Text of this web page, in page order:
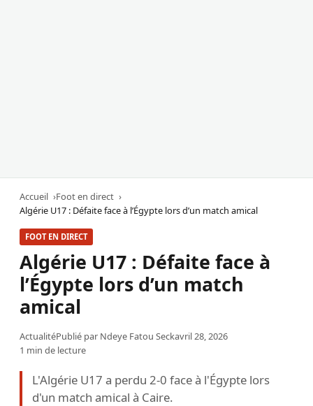
Accueil
Foot en direct
Algérie U17 : Défaite face à l’Égypte lors d’un match amical
FOOT EN DIRECT
Algérie U17 : Défaite face à
l’Égypte lors d’un match
amical
ActualitéPublié par Ndeye Fatou Seckavril 28, 2026
1 min de lecture
L'Algérie U17 a perdu 2-0 face à l'Égypte lors
d'un match amical à Caire.